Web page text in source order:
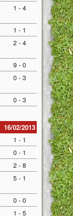
1 - 4
1 - 1
2 - 4
9 - 0
0 - 3
0 - 3
16/02/2013
1 - 1
0 - 1
2 - 8
5 - 1
0 - 0
1 - 5